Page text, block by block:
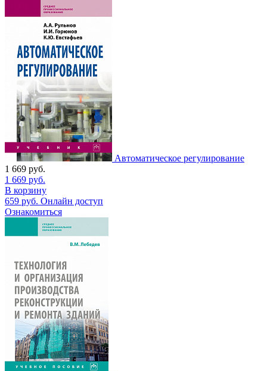
Автоматическое регулирование
1 669 руб.
1 669 руб.
В корзину
659 руб. Онлайн доступ
Ознакомиться